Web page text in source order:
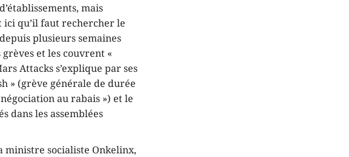
mais
ici qu’il faut rechercher le
plusieurs semaines
et les couvrent «
Attacks s’explique par ses
» (grève générale de durée
au rabais ») et le
dans les assemblées
ministre socialiste Onkelinx,